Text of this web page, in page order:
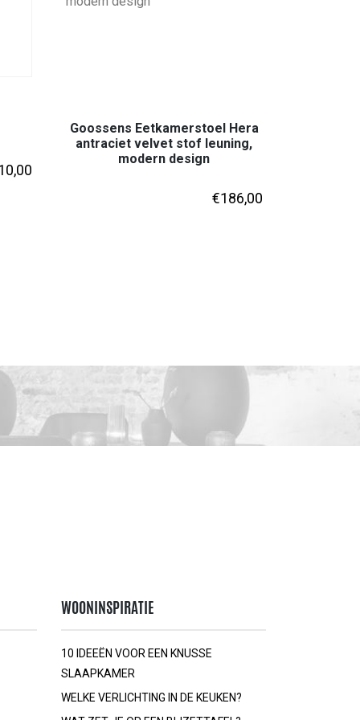
Goossens Eetkamerstoel Hera
antraciet velvet stof leuning,
modern design
€186,00
WOONINSPIRATIE
10 IDEEËN VOOR EEN KNUSSE
SLAAPKAMER
WELKE VERLICHTING IN DE KEUKEN?